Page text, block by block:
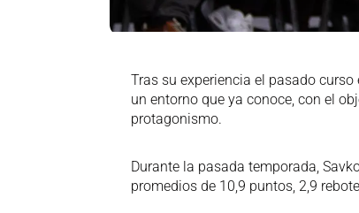
Tras su experiencia el pasado
un entorno que ya conoce, con el
protagonismo.
Durante la pasada temporada,
promedios de 10,9 puntos, 2,9